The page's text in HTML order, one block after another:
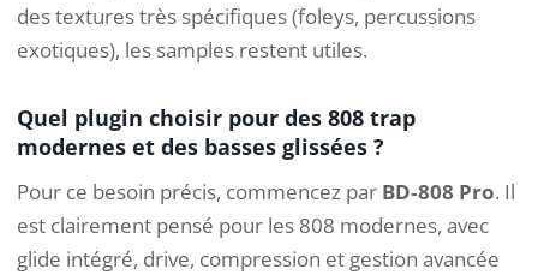
des textures très spécifiques (foleys, percussions
exotiques), les samples restent utiles.
Quel plugin choisir pour des 808 trap
modernes et des basses glissées ?
Pour ce besoin précis, commencez par BD‑808 Pro. Il
est clairement pensé pour les 808 modernes, avec
glide intégré, drive, compression et gestion avancée